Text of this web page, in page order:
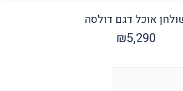
אוכל דגם דולסה
₪5,290